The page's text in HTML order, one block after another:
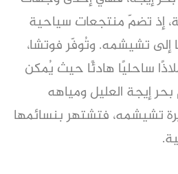
إذ تضمّ منتجعات سياحية
تشيشمه. وتُوفّر فوتشا،
ساحليًا هادئًا حيث يُمكن
بحر إيجة العليل ومياهه
تشيشمه، فتشتهر بنسائمها